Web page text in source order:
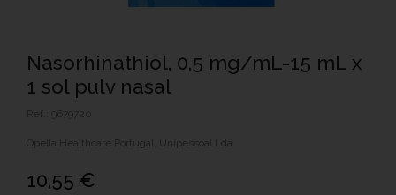
Nasorhinathiol, 0,5 mg/mL-15 mL x
1 sol pulv nasal
Ref.: 9679720
Opella Healthcare Portugal, Unipessoal Lda
10,55 €